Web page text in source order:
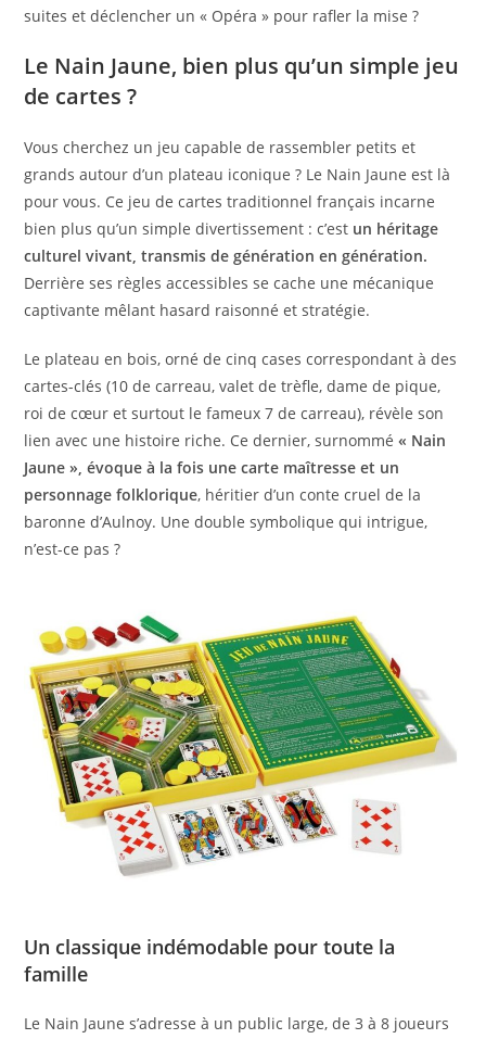
suites et déclencher un « Opéra » pour rafler la mise ?
Le Nain Jaune, bien plus qu’un simple jeu
de cartes ?
Vous cherchez un jeu capable de rassembler petits et
grands autour d’un plateau iconique ? Le Nain Jaune est là
pour vous. Ce jeu de cartes traditionnel français incarne
bien plus qu’un simple divertissement : c’est un héritage
culturel vivant, transmis de génération en génération.
Derrière ses règles accessibles se cache une mécanique
captivante mêlant hasard raisonné et stratégie.
Le plateau en bois, orné de cinq cases correspondant à des
cartes-clés (10 de carreau, valet de trèfle, dame de pique,
roi de cœur et surtout le fameux 7 de carreau), révèle son
lien avec une histoire riche. Ce dernier, surnommé« Nain
Jaune », évoque à la fois une carte maîtresse et un
personnage folklorique, héritier d’un conte cruel de la
baronne d’Aulnoy. Une double symbolique qui intrigue,
n’est-ce pas ?
Un classique indémodable pour toute la
famille
Le Nain Jaune s’adresse à un public large, de 3 à 8 joueurs